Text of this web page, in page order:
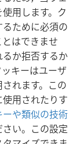
用します。ク
ために必須の
はできませ
か拒否するか
キーはユーザ
れます。この
用されたりす
ーや類似の技術
い。この設定
設定
of Pennsylvania
ー設定
JW.ORG